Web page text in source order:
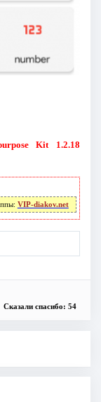
Kit 1.2.18
VIP-diakov.net
Сказали спасибо: 54